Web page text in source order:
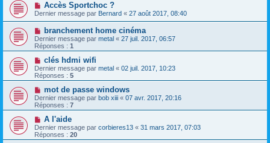
Accès Sportchoc ?
Dernier message par Bernard « 27 août 2017, 08:40
branchement home cinéma
Dernier message par metal « 27 juil. 2017, 06:57
Réponses : 1
clés hdmi wifi
Dernier message par metal « 02 juil. 2017, 10:23
Réponses : 5
mot de passe windows
Dernier message par bob xiii « 07 avr. 2017, 20:16
Réponses : 7
A l'aide
Dernier message par corbieres13 « 31 mars 2017, 07:03
Réponses : 20